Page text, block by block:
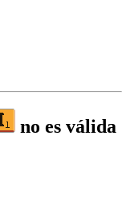
no es válida